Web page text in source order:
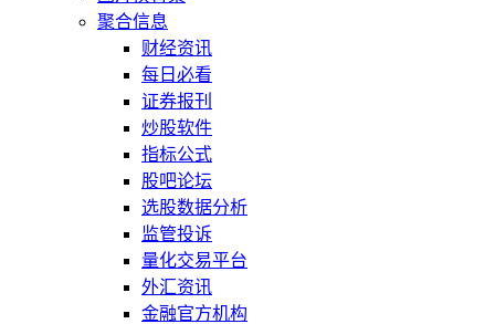
聚合信息
财经资讯
每日必看
证券报刊
炒股软件
指标公式
股吧论坛
选股数据分析
监管投诉
量化交易平台
外汇资讯
金融官方机构